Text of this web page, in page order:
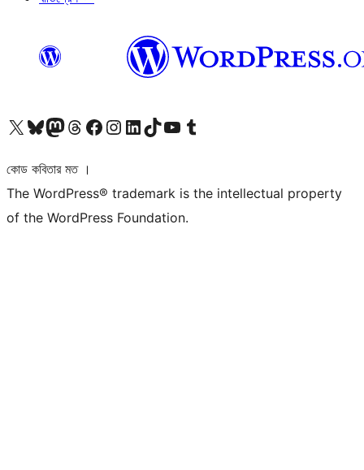
আমাদের X (আগের টুইটার) অ্যাকাউন্টে যানআমাদের Bluesky অ্যাকাউন্টটি দেখুনআমাদের মাস্টোডন অ্যাকাউন্টটি দেখুনআমাদের থ্রেডস অ্যাকাউন্টটি দেখুনআমাদের ফেসবুক পেজ দেখুনআমাদের ইন্সটাগ্রাম অ্যাকাউন্ট দেখুনআমাদের লিঙ্কডইন অ্যাকাউন্টে যানআমাদের TikTok অ্যাকাউন্টটি দেখুনআমাদের ইউটিউব চ্যানেলে যান আমাদের টাম্বলার অ্যাকাউন্ট দেখুন
কোড কবিতার মত ।
The WordPress® trademark is the intellectual property
of the WordPress Foundation.